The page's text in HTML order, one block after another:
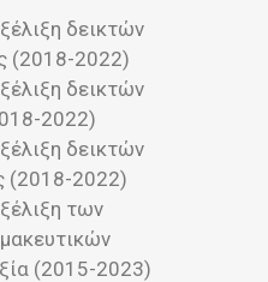
δεικτών
(2018-2022)
δεικτών
2022)
δεικτών
(2018-2022)
των
(2015-2023)